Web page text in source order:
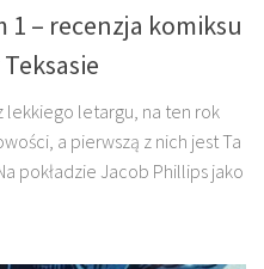
1 – recenzja komiksu
lekkiego letargu, na ten rok
a pierwszą z nich jest Ta
pokładzie Jacob Phillips jako